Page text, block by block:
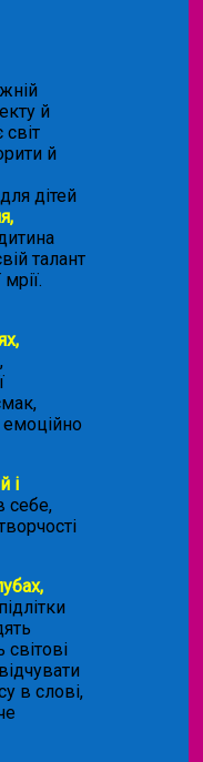
й
й
дітей
талант
емоційно
і
себе,
в слові,